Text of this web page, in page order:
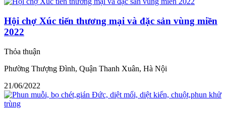
Hội chợ Xúc tiến thương mại và đặc sản vùng miền
2022
Thỏa thuận
Phường Thượng Đình, Quận Thanh Xuân, Hà Nội
21/06/2022